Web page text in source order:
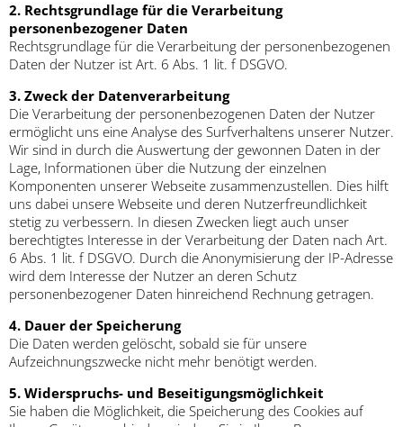
2. Rechtsgrundlage für die Verarbeitung
personenbezogener Daten
Rechtsgrundlage für die Verarbeitung der personenbezogenen
Daten der Nutzer ist Art. 6 Abs. 1 lit. f DSGVO.
3. Zweck der Datenverarbeitung
Die Verarbeitung der personenbezogenen Daten der Nutzer
ermöglicht uns eine Analyse des Surfverhaltens unserer Nutzer.
Wir sind in durch die Auswertung der gewonnen Daten in der
Lage, Informationen über die Nutzung der einzelnen
Komponenten unserer Webseite zusammenzustellen. Dies hilft
uns dabei unsere Webseite und deren Nutzerfreundlichkeit
stetig zu verbessern. In diesen Zwecken liegt auch unser
berechtigtes Interesse in der Verarbeitung der Daten nach Art.
6 Abs. 1 lit. f DSGVO. Durch die Anonymisierung der IP-Adresse
wird dem Interesse der Nutzer an deren Schutz
personenbezogener Daten hinreichend Rechnung getragen.
4. Dauer der Speicherung
Die Daten werden gelöscht, sobald sie für unsere
Aufzeichnungszwecke nicht mehr benötigt werden.
5. Widerspruchs- und Beseitigungsmöglichkeit
Sie haben die Möglichkeit, die Speicherung des Cookies auf